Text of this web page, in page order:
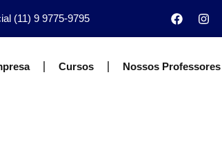
(11) 9 9775-9795
Cursos Nossos Professores